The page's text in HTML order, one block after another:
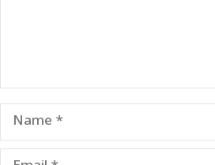
Name
Email